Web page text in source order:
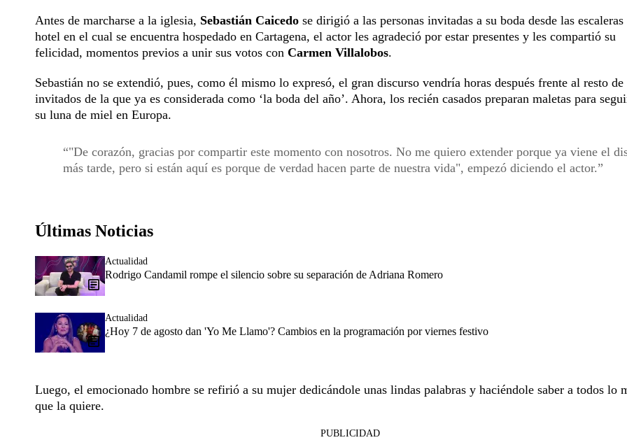
Antes de marcharse a la iglesia, Sebastián Caicedo se dirigió a las personas invitadas a su boda desde las escaleras
hotel en el cual se encuentra hospedado en Cartagena, el actor les agradeció por estar presentes y les compartió su
felicidad, momentos previos a unir sus votos con Carmen Villalobos.
Sebastián no se extendió, pues, como él mismo lo expresó, el gran discurso vendría horas después frente al resto de
invitados de la que ya es considerada como ‘la boda del año’. Ahora, los recién casados preparan maletas para
su luna de miel en Europa.
"De corazón, gracias por compartir este momento con nosotros. No me quiero extender porque ya viene el
más tarde, pero si están aquí es porque de verdad hacen parte de nuestra vida", empezó diciendo el actor.
Últimas Noticias
Actualidad
Rodrigo Candamil rompe el silencio sobre su separación de Adriana Romero
Actualidad
¿Hoy 7 de agosto dan 'Yo Me Llamo'? Cambios en la programación por viernes festivo
Luego, el emocionado hombre se refirió a su mujer dedicándole unas lindas palabras y haciéndole saber a todos lo
que la quiere.
PUBLICIDAD